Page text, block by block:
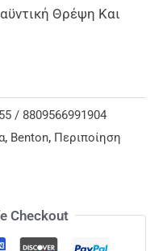
Θρέψη Και
/ 8809566991904
, Benton, Περιποίηση
Checkout